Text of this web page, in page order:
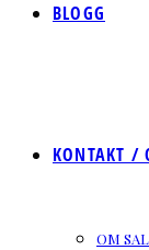
BLOGG
KONTAKT /
OM